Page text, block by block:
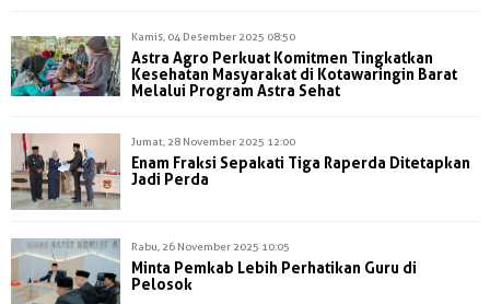
Kamis, 04 Desember 2025 08:50
Astra Agro Perkuat Komitmen Tingkatkan
Kesehatan Masyarakat di Kotawaringin Barat
Melalui Program Astra Sehat
Jumat, 28 November 2025 12:00
Enam Fraksi Sepakati Tiga Raperda Ditetapkan
Jadi Perda
Rabu, 26 November 2025 10:05
Minta Pemkab Lebih Perhatikan Guru di
Pelosok